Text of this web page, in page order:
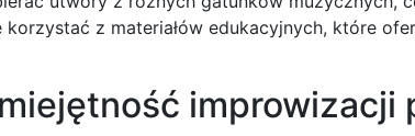
z materiałów edukacyjnych, które
improwizacji